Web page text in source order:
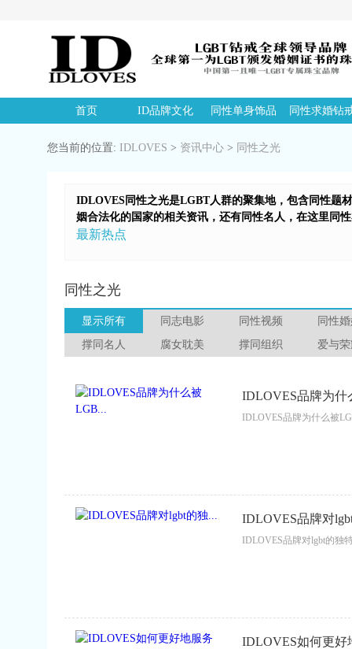
首页 ID品牌文化 同性单身饰品 同性求婚钻
您当前的位置: IDLOVES > 资讯中心 > 同性之光
IDLOVES同性之光是LGBT人群的聚集地，包含同性题
姻合法化的国家的相关资讯，还有同性名人，在这里同
最新热点
同性之光
显示所有 同志电影 同性视频
同性
撑同名人
腐女耽美 撑同组织 爱与
IDLOVES品牌为什
IDLOVES品牌为什么被
IDLOVES品牌对
IDLOVES品牌对lgbt的独
IDLOVES如何更好